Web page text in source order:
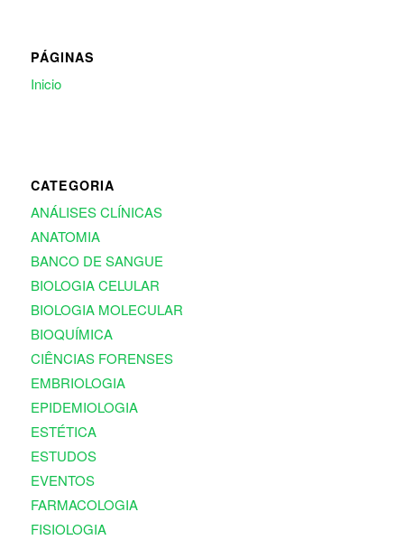
PÁGINAS
Inicio
CATEGORIA
ANÁLISES CLÍNICAS
ANATOMIA
BANCO DE SANGUE
BIOLOGIA CELULAR
BIOLOGIA MOLECULAR
BIOQUÍMICA
CIÊNCIAS FORENSES
EMBRIOLOGIA
EPIDEMIOLOGIA
ESTÉTICA
ESTUDOS
EVENTOS
FARMACOLOGIA
FISIOLOGIA